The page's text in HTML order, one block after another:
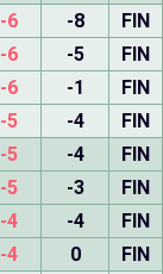
-6 -8
FIN
-6 -5
FIN
-6 -1
FIN
-5 -4 FIN
-5 -4
FIN
-5 -3
FIN
-4 -4
FIN
-4 0 FIN